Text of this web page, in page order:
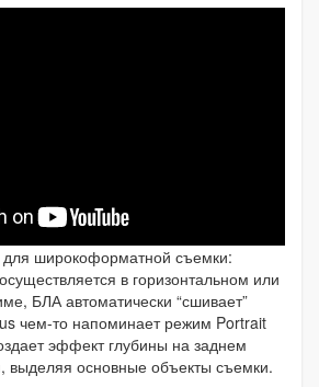
для широкоформатной съемки:
в горизонтальном или
БЛА автоматически “сшивает”
чем-то напоминает режим Portrait
эффект глубины на заднем
выделяя основные объекты съемки.